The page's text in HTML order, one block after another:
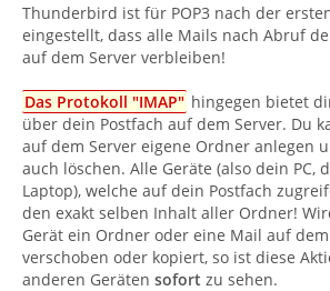
Thunderbird ist für POP3 nach der
eingestellt, dass alle Mails nach Abruf
auf dem Server verbleiben!
Das Protokoll "IMAP" hingegen bietet
über dein Postfach auf dem Server. Du
auf dem Server eigene Ordner anlegen
auch löschen. Alle Geräte (also dein PC,
Laptop), welche auf dein Postfach
den exakt selben Inhalt aller Ordner!
Gerät ein Ordner oder eine Mail auf
verschoben oder kopiert, so ist diese
anderen Geräten sofort zu sehen.